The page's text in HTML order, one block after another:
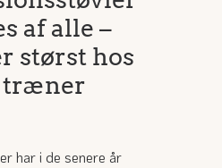
af alle –
størst hos
træner
har i de senere år